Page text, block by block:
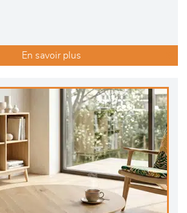
En savoir plus